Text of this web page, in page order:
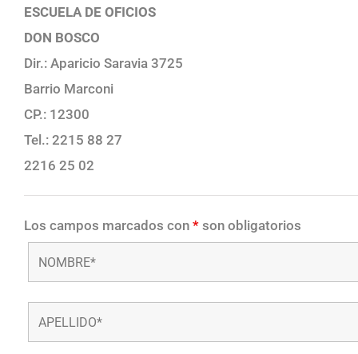
ESCUELA DE OFICIOS
DON BOSCO
Dir.: Aparicio Saravia 3725
Barrio Marconi
CP.: 12300
Tel.: 2215 88 27
2216 25 02
Los campos marcados con * son obligatorios